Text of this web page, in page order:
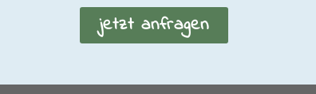
Ihrer personenbezogenen Daten haben (z.
Gründe.
Datenverarbeitung auf dieser Website
jetzt anfragen